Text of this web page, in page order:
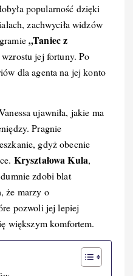
d
di
t
k
e
d
I
p
y
Li
n
popularność dzięki
zachwyciła widzów
„Taniec z
jej fortuny. Po
dla agenta na jej konto
ujawniła, jakie ma
Pragnie
gdyż obecnie
Kryształowa Kula,
zdobi blat
że marzy o
pozwoli jej lepiej
większym komfortem.